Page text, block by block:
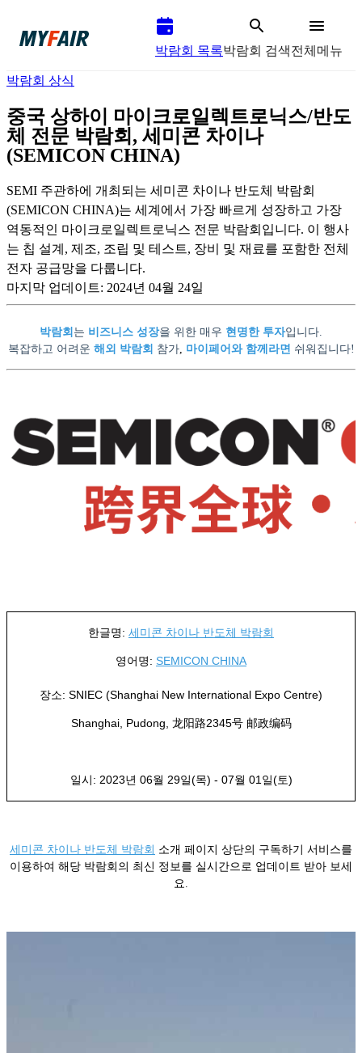
박람회 목록박람회 검색전체메뉴
박람회 상식
중국 상하이 마이크로일렉트로닉스/반도
체 전문 박람회, 세미콘 차이나
(SEMICON CHINA)
SEMI 주관하에 개최되는 세미콘 차이나 반도체 박람회
(SEMICON CHINA)는 세계에서 가장 빠르게 성장하고 가장
역동적인 마이크로일렉트로닉스 전문 박람회입니다. 이 행사
는 칩 설계, 제조, 조립 및 테스트, 장비 및 재료를 포함한 전체
전자 공급망을 다룹니다.
마지막 업데이트: 2024년 04월 24일
박람회 는 비즈니스 성장을 위한 매우 현명한 투자입니다.
복잡하고 어려운 해외 박람회 참가, 마이페어와 함께라면 쉬워집니다!
한글명: 세미콘 차이나 반도체 박람회
영어명: SEMICON CHINA
장소: SNIEC (Shanghai New International Expo Centre)
Shanghai, Pudong, 龙阳路2345号 邮政编码
일시: 2023년 06월 29일(목) - 07월 01일(토)
세미콘 차이나 반도체 박람회 소개 페이지 상단의 구독하기 서비스를
이용하여 해당 박람회의 최신 정보를 실시간으로 업데이트 받아 보세
요.